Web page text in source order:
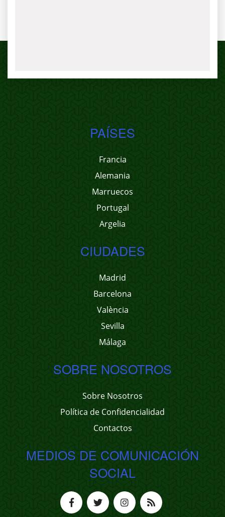
PAÍSES
Francia
Alemania
Marruecos
Portugal
Argelia
CIUDADES
Madrid
Barcelona
València
Sevilla
Málaga
SOBRE NOSOTROS
Sobre Nosotros
Política de Confidencialidad
Contactos
MEDIOS DE COMUNICACIÓN
SOCIAL